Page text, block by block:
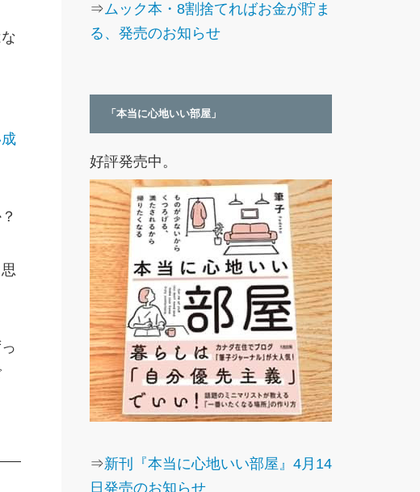
⇒ムック本・8割捨てればお金が貯ま
る、発売のお知らせ
「本当に心地いい部屋」
好評発売中。
⇒新刊『本当に心地いい部屋』4月14
日発売のお知らせ